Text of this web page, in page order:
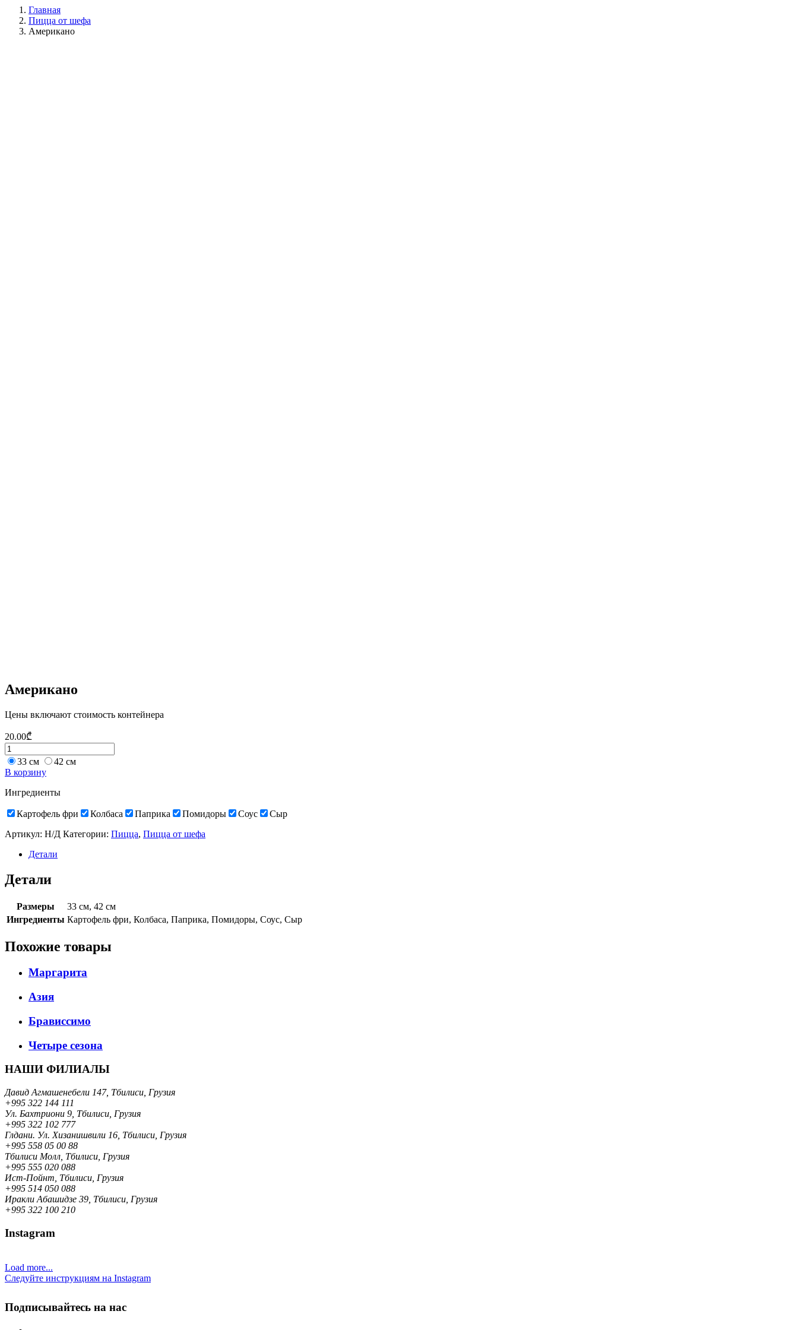
Главная
Пицца от шефа
Американо
Американо
Цены включают стоимость контейнера
20.00₾
33 см
42 см
В корзину
Ингредиенты
Картофель фри Колбаса Паприка Помидоры Соус
Сыр
Артикул: Н/Д Категории: Пицца, Пицца от шефа
Детали
Детали
Размеры
33 см, 42 см
Ингредиенты Картофель фри, Колбаса, Паприка, Помидоры, Соус, Сыр
Похожие товары
Маргарита
Азия
Брависсимо
Четыре сезона
НАШИ ФИЛИАЛЫ
Давид Агмашенебели 147, Тбилиси, Грузия
+995 322 144 111
Ул. Бахтриони 9, Тбилиси, Грузия
+995 322 102 777
Глдани. Ул. Хизанишвили 16, Тбилиси, Грузия
+995 558 05 00 88
Тбилиси Молл, Тбилиси, Грузия
+995 555 020 088
Ист-Пойнт, Тбилиси, Грузия
+995 514 050 088
Иракли Абашидзе 39, Тбилиси, Грузия
+995 322 100 210
Instagram
Load more...
Следуйте инструкциям на Instagram
Подписывайтесь на нас